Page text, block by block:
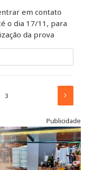
em contato
o dia 17/11, para
da prova
3
Publicidade